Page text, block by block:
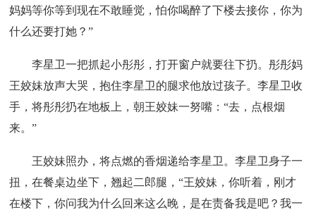
妈妈等你等到现在不敢睡觉，怕你喝醉了下楼去接你，你为
什么还要打她？”
李星卫一把抓起小彤彤，打开窗户就要往下扔。彤彤妈
王姣妹放声大哭，抱住李星卫的腿求他放过孩子。李星卫收
手，将彤彤扔在地板上，朝王姣妹一努嘴：“去，点根烟
来。”
王姣妹照办，将点燃的香烟递给李星卫。李星卫身子一
扭，在餐桌边坐下，翘起二郎腿，“王姣妹，你听着，刚才
在楼下，你问我为什么回来这么晚，是在责备我是吧？我一